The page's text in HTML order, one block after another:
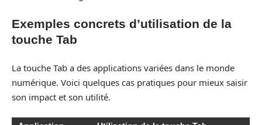
Exemples concrets d’utilisation de la
touche Tab
La touche Tab a des applications variées dans le monde
numérique. Voici quelques cas pratiques pour mieux saisir
son impact et son utilité.